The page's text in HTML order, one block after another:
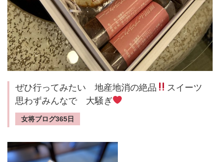
ぜひ行ってみたい 地産地消の絶品
スイーツ
思わずみんなで 大騒ぎ
女将ブログ365日